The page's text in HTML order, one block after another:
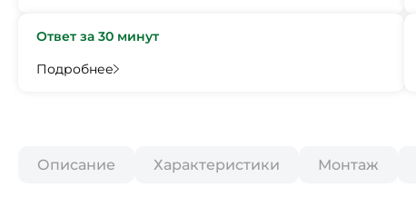
Ответ за 30 минут
Подробнее
Описание Характеристики Монтаж